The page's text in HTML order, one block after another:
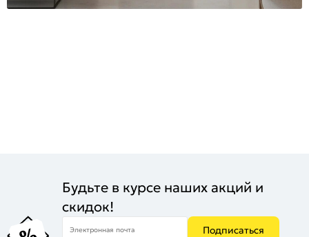
Будьте в курсе наших акций и
скидок!
Электронная почта Подписаться